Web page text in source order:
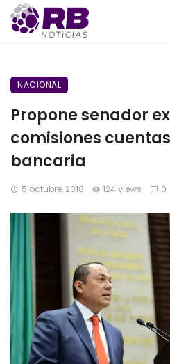
NACIONAL
Propone senador
comisiones
bancaria
5 octubre, 2018 124 views 0